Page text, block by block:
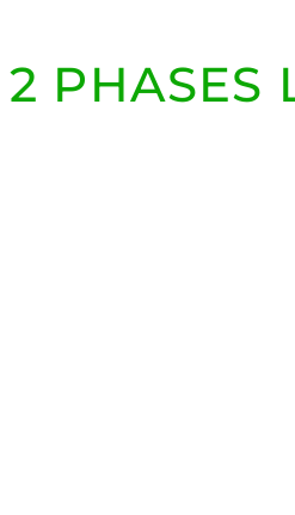
2 PHASES